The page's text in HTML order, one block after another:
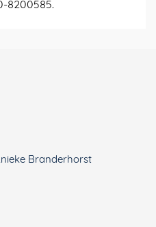
8200585.
Branderhorst